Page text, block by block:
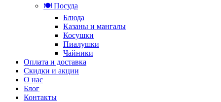
🍽️ Посуда
Блюда
Казаны и мангалы
Косушки
Пиалушки
Чайники
Оплата и доставка
Скидки и акции
О нас
Блог
Контакты